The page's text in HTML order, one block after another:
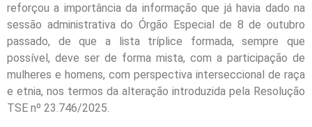
reforçou a importância da informação que já havia dado na
sessão administrativa do Órgão Especial de 8 de outubro
passado, de que a lista tríplice formada, sempre que
possível, deve ser de forma mista, com a participação de
mulheres e homens, com perspectiva interseccional de raça
e etnia, nos termos da alteração introduzida pela Resolução
TSE nº 23.746/2025.